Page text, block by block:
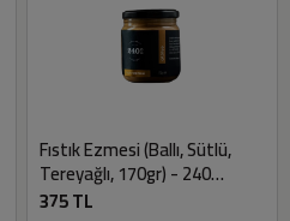
Fıstık Ezmesi (Ballı, Sütlü,
Tereyağlı, 170gr) - 240
Derece
375 TL